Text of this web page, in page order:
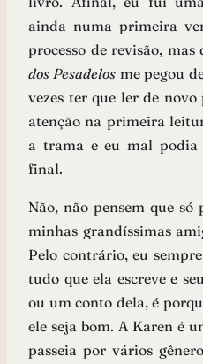
ainda numa primeira
processo de revisão,
dos Pesadelosme pegou
vezes ter que ler de
atenção na primeira
a trama e eu mal podia
final.
Não, não pensem que
minhas grandíssimas
Pelo contrário, eu
tudo que ela escreve e
ou um conto dela, é
ele seja bom. A Karen é
passeia por vários